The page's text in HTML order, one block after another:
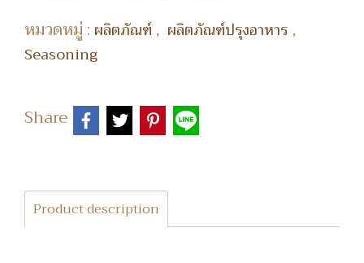
หมวดหมู่ : ผลิตภัณฑ์, ผลิตภัณฑ์ปรุงอาหาร ,
Seasoning
Share
Product description